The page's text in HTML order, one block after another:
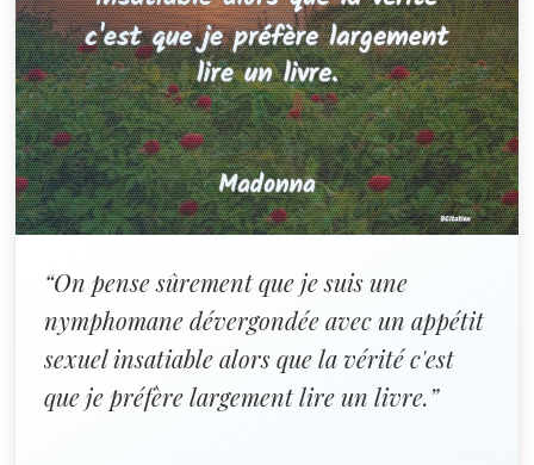
“On pense sûrement que je suis une
nymphomane dévergondée avec un appétit
sexuel insatiable alors que la vérité c'est
que je préfère largement lire un livre.”